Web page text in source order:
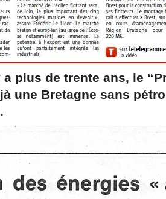
plus de trente ans, le
une Bretagne sans